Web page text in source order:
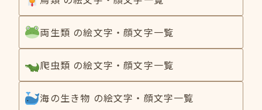
両生類 の絵文字・顔文字一覧
爬虫類 の絵文字・顔文字一覧
海の生き物 の絵文字・顔文字一覧